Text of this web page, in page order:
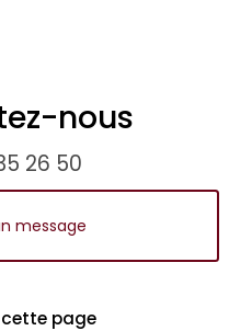
nous
26 50
message
page